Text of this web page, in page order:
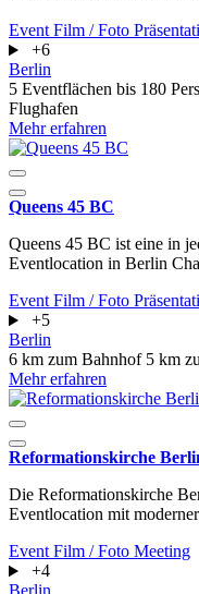
Event Film / Foto
+6
Berlin
5 Eventflächen bis 180
Flughafen
Mehr erfahren
Queens 45 BC
Queens 45 BC ist eine in
Eventlocation in Berlin
Event Film / Foto
+5
Berlin
6 km zum Bahnhof 5 km
Mehr erfahren
Reformationskirche
Die Reformationskirche
Eventlocation mit
Event Film / Foto Meeting
+4